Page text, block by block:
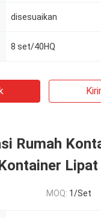
disesuaikan
8 set/40HQ
Rumah
Lipat
MOQ: 1/Set